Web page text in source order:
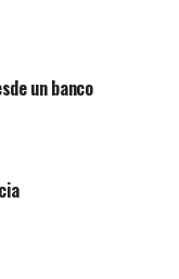
un banco